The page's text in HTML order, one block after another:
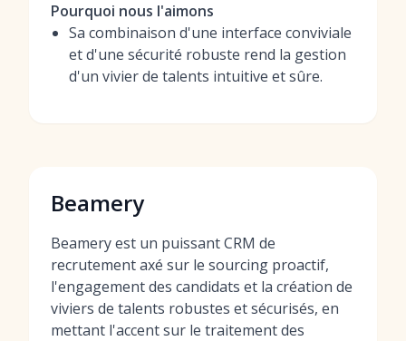
Pourquoi nous l'aimons
Sa combinaison d'une interface conviviale
et d'une sécurité robuste rend la gestion
d'un vivier de talents intuitive et sûre.
Beamery
Beamery est un puissant CRM de
recrutement axé sur le sourcing proactif,
l'engagement des candidats et la création de
viviers de talents robustes et sécurisés, en
mettant l'accent sur le traitement des